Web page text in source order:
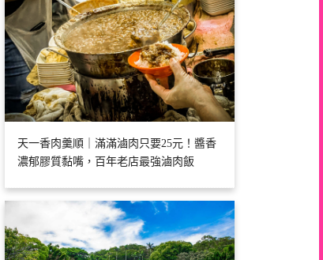
天一香肉羹順｜滿滿滷肉只要25元！醬香
濃郁膠質黏嘴，百年老店最強滷肉飯